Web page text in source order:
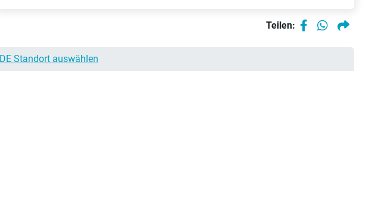
Teilen:
DE Standort auswählen